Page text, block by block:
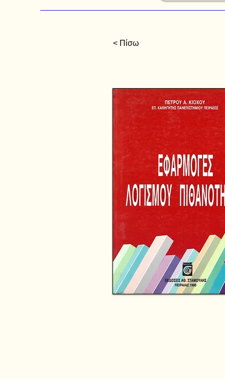
< Πίσω